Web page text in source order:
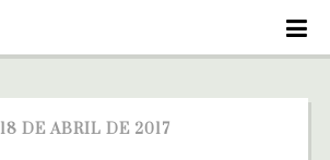
18 DE ABRIL DE 2017